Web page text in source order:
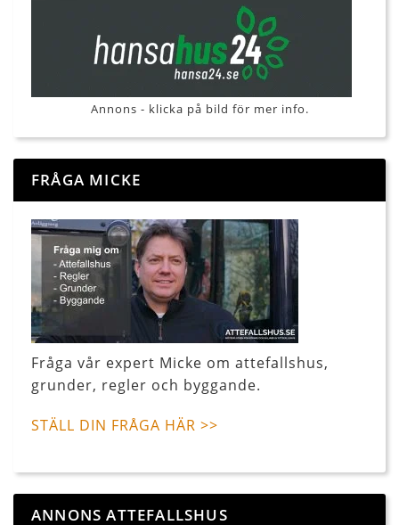
Annons - klicka på bild för mer info.
FRÅGA MICKE
Fråga vår expert Micke om attefallshus,
grunder, regler och byggande.
STÄLL DIN FRÅGA HÄR >>
ANNONS ATTEFALLSHUS